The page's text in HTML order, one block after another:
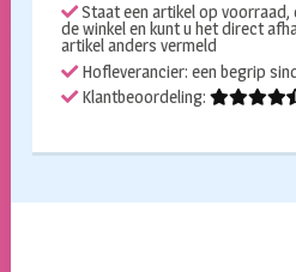
Staat een artikel op
de winkel en kunt u het direct
artikel anders vermeld
Hofleverancier: een begrip
Klantbeoordeling: